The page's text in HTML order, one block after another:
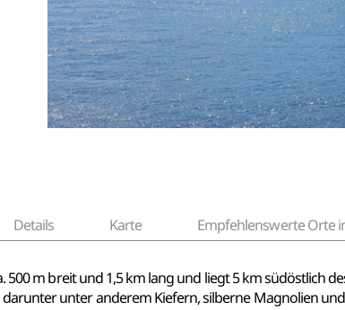
Details Karte Empfehlenswerte Orte
500 m breit und 1,5 km lang und liegt 5 km südöstlich
unter anderem Kiefern, silberne Magnolien